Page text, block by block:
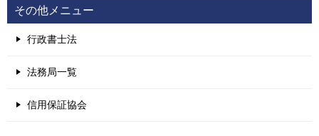
その他メニュー
行政書士法
法務局一覧
信用保証協会